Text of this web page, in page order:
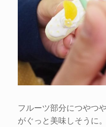
フルーツ部分につやつ
がぐっと美味しそうに。